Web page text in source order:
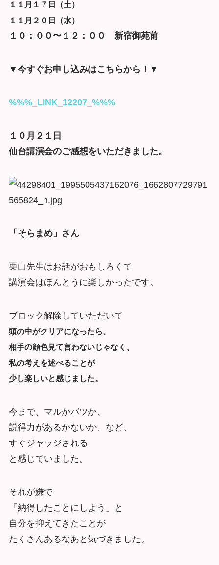
１１月１７日（土）
１１月２０日（水）
１０：００〜１２：００ 新宿御苑前
▼今すぐお申し込みはこちらから！▼
%%%_LINK_12207_%%%
１０月２１日
仙台講演会のご感想をいただきました。
「そらまめ」さん
栗山先生はお話がおもしろくて
講演会はほんとうに楽しかったです。
ブロック解除していただいて
頭の中がクリアになったら、
相手の顔色見て言わないじゃなく 、
私の考えを述べることが
少し楽しいと感じました。
今まで、マルかバツか、
説得力があるかないか、など、
すぐジャッジされる
と感じていました。
それが嫌で
「納得したことにしよう」と
自分を抑えてきたことが
たくさんあるなあと気づきまし た。